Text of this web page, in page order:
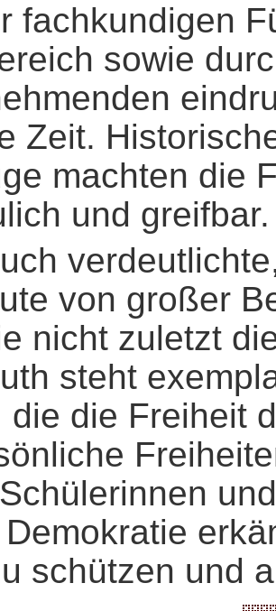
fachkundigen
sowie
Zeit.
machten die
und greifbar.
von großer
nicht zuletzt
steht
die die Freiheit
schützen und